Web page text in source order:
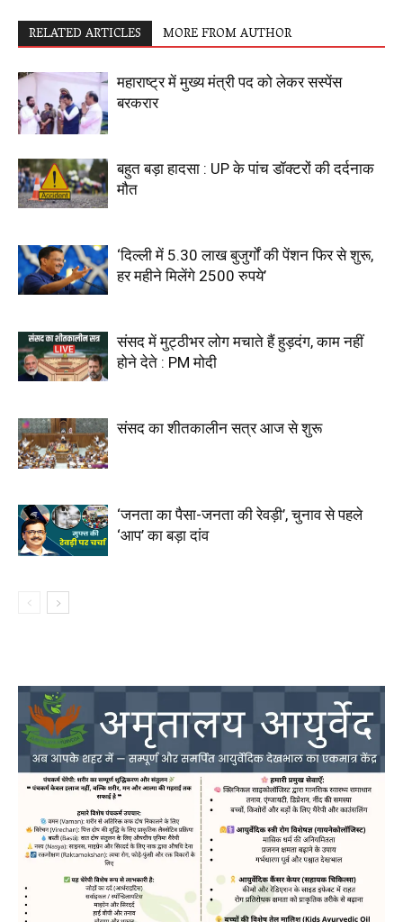
RELATED ARTICLES MORE FROM AUTHOR
महाराष्ट्र में मुख्य मंत्री पद को लेकर सस्पेंस
बरकरार
बहुत बड़ा हादसा : UP के पांच डॉक्टरों की दर्दनाक
मौत
‘दिल्ली में 5.30 लाख बुजुर्गों की पेंशन फिर से शुरू,
हर महीने मिलेंगे 2500 रुपये’
संसद में मुट्ठीभर लोग मचाते हैं हुड़दंग, काम नहीं
होने देते : PM मोदी
संसद का शीतकालीन सत्र आज से शुरू
‘जनता का पैसा-जनता की रेवड़ी’, चुनाव से पहले
‘आप’ का बड़ा दांव